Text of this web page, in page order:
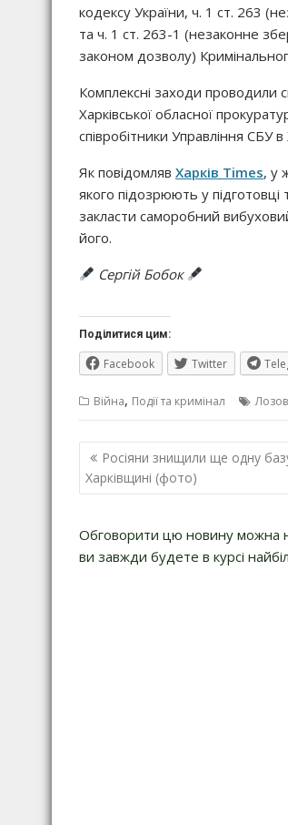
кодексу України, ч. 1 ст. 263
та ч. 1 ст. 263-1 (незаконне
законом дозволу)
Комплексні заходи проводили
Харківської обласної
співробітники Управління СБУ в
Як повідомляв Харків Times, у
якого підозрюють у
закласти саморобний
його.
Сергій Бобок
Поділитися цим:
Facebook Twitter
Війна, Події та кримінал
Навігація
записів
Росіяни знищили ще одну
Харківщині (фото)
Обговорити цю новину можна
ви завжди будете в курсі